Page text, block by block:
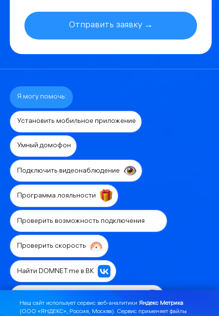
Отправить заявку →
Я могу помочь:
Установить мобильное приложение
Умный домофон
Подключить видеонаблюдение
Программа лояльности
Проверить возможность подключения
Проверить скорость
Найти DOMNET.me в ВК
Наш сайт использует сервис веб-аналитики Яндекс Метрика
(ООО «ЯНДЕКС», Россия, Москва). Сервис применяет файлы